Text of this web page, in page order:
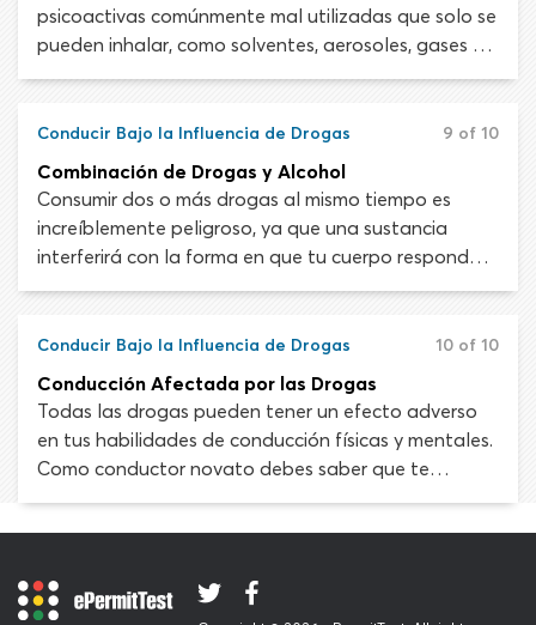
psicoactivas comúnmente mal utilizadas que solo se
pueden inhalar, como solventes, aerosoles, gases y
nitratos. El abuso de inhaladores puede afectar
maneras.
Conducir Bajo la Influencia de Drogas 9 of 10
Combinación de Drogas y Alcohol
Consumir dos o más drogas al mismo tiempo es
increíblemente peligroso, ya que una sustancia
interferirá con la forma en que tu cuerpo responde
hacia la otra y viceversa. Conducir bajo la influencia
carretera, exceso de velocidad, pasarse semáforos
en rojo, no ceder el paso y dificultad para manejar
múltiples tareas de manejo.
Conducir Bajo la Influencia de Drogas 10 of 10
Conducción Afectada por las Drogas
Todas las drogas pueden tener un efecto adverso
en tus habilidades de conducción físicas y mentales.
Como conductor novato debes saber que te
pueden arrestar por DUI (conducir bajo la influencia)
receta y de venta libra como para sustancias
recreativas.